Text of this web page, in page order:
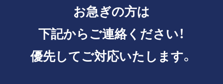
お急ぎの方は
下記からご連絡ください！
優先してご対応いたします。